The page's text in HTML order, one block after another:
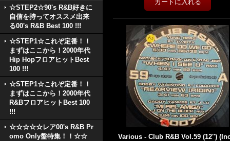
☆STEP2☆90's R&B好きに
自信を持ってオススメ出来
る00's R&B Best 100 !!!
☆STEP1☆これぞ定番！！
まずはここから！2000年代
Hip HopフロアヒットBest
100 !!!
☆STEP1☆これぞ定番！！
まずはここから！2000年代
R&BフロアヒットBest 100
!!!
☆☆☆☆☆レア00's R&B Pr
omo Only盤特集！！☆☆
Various - Club R&B Vol.59 (12'')